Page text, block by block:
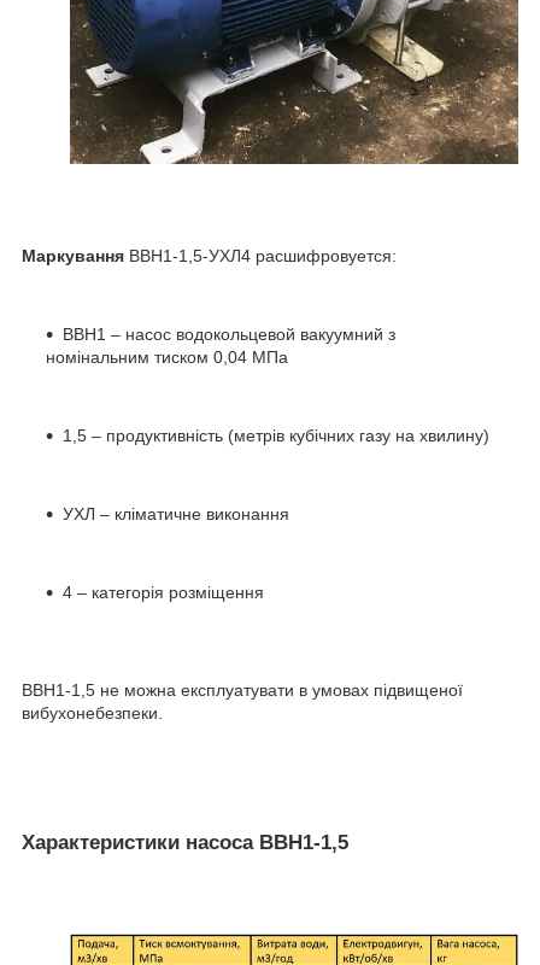
Маркування ВВН1-1,5-УХЛ4 расшифровуется:
ВВН1 – насос водокольцевой вакуумний з
номінальним тиском 0,04 МПа
1,5 – продуктивність (метрів кубічних газу на хвилину)
УХЛ – кліматичне виконання
4 – категорія розміщення
ВВН1-1,5 не можна експлуатувати в умовах підвищеної
вибухонебезпеки.
Характеристики насоса ВВН1-1,5